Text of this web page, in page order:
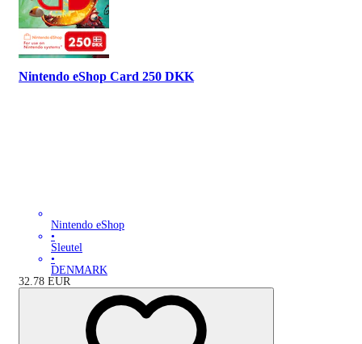
Nintendo eShop Card 250 DKK
Nintendo eShop
•
Sleutel
•
DENMARK
32.78 EUR